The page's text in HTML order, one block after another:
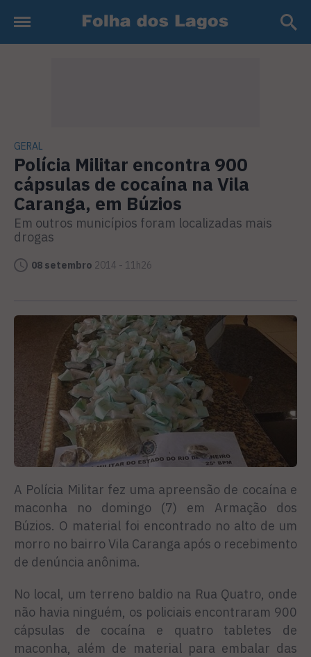
GERAL
Polícia Militar encontra 900
cápsulas de cocaína na Vila
Caranga, em Búzios
Em outros municípios foram localizadas mais
drogas
08 setembro 2014 - 11h26
A Polícia Militar fez uma apreensão de cocaína e
maconha no domingo (7) em Armação dos
Búzios. O material foi encontrado no alto de um
morro no bairro Vila Caranga após o recebimento
de denúncia anônima.
No local, um terreno baldio na Rua Quatro, onde
não havia ninguém, os policiais encontraram 900
cápsulas de cocaína e quatro tabletes de
maconha, além de material para embalar das